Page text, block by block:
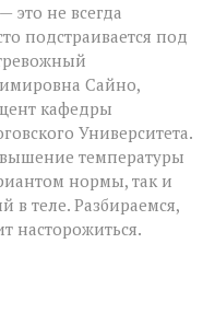
спешите
пить
что
скрывает
температура
37–
38 °C
это не всегда
подстраивается под
Сайно,
кафедры
Университета.
температуры
нормы, так и
в теле. Разбираемся,
насторожиться.